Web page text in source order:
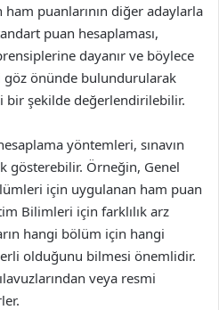
puanlarının diğer adaylarla
puan hesaplaması,
dayanır ve böylece
göz önünde bulundurularak
bir şekilde değerlendirilebilir.
yöntemleri, sınavın
gösterebilir. Örneğin, Genel
için uygulanan ham puan
Bilimleri için farklılık arz
hangi bölüm için hangi
olduğunu bilmesi önemlidir.
veya resmi